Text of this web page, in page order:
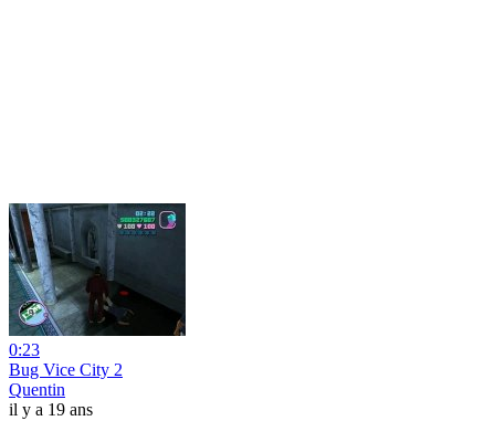
0:23
Bug Vice City 2
Quentin
il y a 19 ans